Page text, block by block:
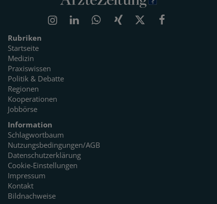
Rubriken
Startseite
Medizin
Praxiswissen
Politik & Debatte
Regionen
Kooperationen
Jobbörse
Information
Schlagwortbaum
Nutzungsbedingungen/AGB
Datenschutzerklärung
Cookie-Einstellungen
Impressum
Kontakt
Bildnachweise